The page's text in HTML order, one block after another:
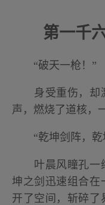
第一千
“破天一枪！”
身受重伤，却激
声，燃烧了道核，
“乾坤剑阵，乾
叶晨风瞳孔一缩
坤之剑迅速组合在
开了空间，斩碎了